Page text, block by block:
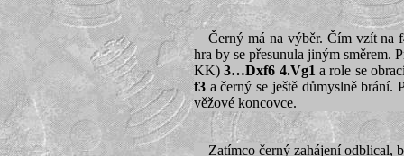
Černý má na výběr. Čím vzít na
hra by se přesunula jiným směrem.
KK)3…Dxf6 4.Vg1 a role se
f3 a černý se ještě důmyslně brání.
věžové koncovce.
Zatímco černý zahájení odblical,